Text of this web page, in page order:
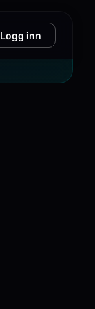
Logg inn